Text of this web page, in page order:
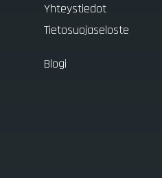
Yhteystiedot
Tietosuojaseloste
Blogi